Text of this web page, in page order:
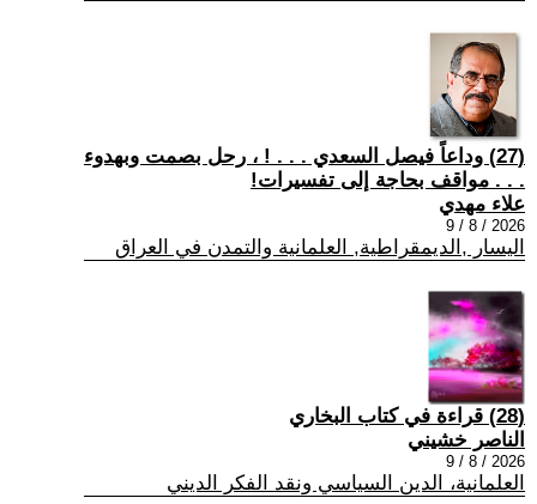
(27) وداعاً فيصل السعدي . . . ! ، رحل بصمت وبهدوء
. . . مواقف بحاجة إلى تفسيرات!
علاء مهدي
2026 / 8 / 9
اليسار ,الديمقراطية, العلمانية والتمدن في العراق
(28) قراءة في كتاب البخاري
الناصر خشيني
2026 / 8 / 9
العلمانية، الدين السياسي ونقد الفكر الديني